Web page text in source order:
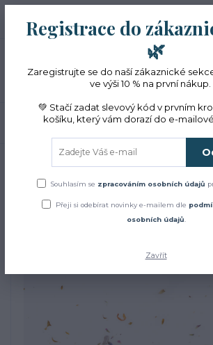
CZK
(Po-Pá, 10-16 hod.)
Úvod Aromaterapie Inhalační tyčinka
Inhalační
yzopem
Registrace do
🌿
Zaregistrujte se do naší zákaznické
ve výši 10 % na první nákup.
💚 Stačí zadat slevový kód v prvním
košíku, který vám dorazí do e-
Souhlasím se zpracováním osobních údajů
Přeji si odebírat novinky e-mailem dle
osobních údajů
Zavřít